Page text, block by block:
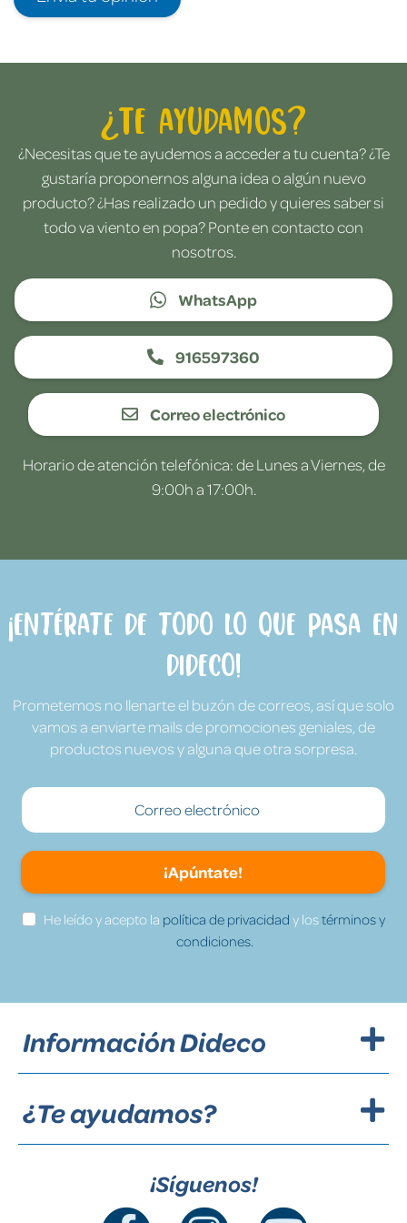
¿Te ayudamos?
¿Necesitas que te ayudemos a acceder a tu cuenta? ¿Te
gustaría proponernos alguna idea o algún nuevo
producto? ¿Has realizado un pedido y quieres saber si
todo va viento en popa? Ponte en contacto con
nosotros.
WhatsApp
916597360
Correo electrónico
Horario de atención telefónica: de Lunes a Viernes, de
9:00h a 17:00h.
¡Entérate de todo lo que pasa en
Dideco!
Prometemos no llenarte el buzón de correos, así que solo
vamos a enviarte mails de promociones geniales, de
productos nuevos y alguna que otra sorpresa.
¡Apúntate!
He leído y acepto la política de privacidad y lostérminos y
condiciones.
Información Dideco
¿Te ayudamos?
¡Síguenos!